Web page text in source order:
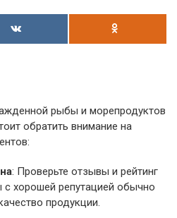
рыбы и морепродуктов
обратить внимание на
: Проверьте отзывы и рейтинг
с хорошей репутацией обычно
продукции.